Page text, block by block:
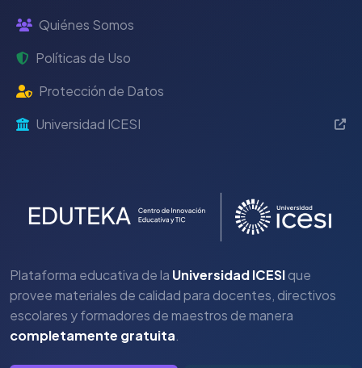
Quiénes Somos
Políticas de Uso
Protección de Datos
Universidad ICESI
Plataforma educativa de la Universidad ICESIque
provee materiales de calidad para docentes, directivos
escolares y formadores de maestros de manera
completamente gratuita.